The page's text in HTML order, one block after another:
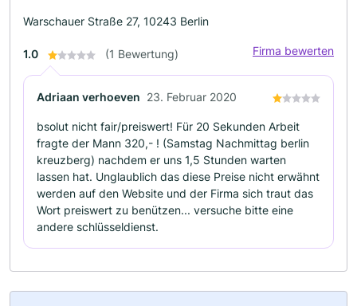
Warschauer Straße 27, 10243 Berlin
1.0 (1 Bewertung) Firma bewerten
Adriaan verhoeven 23. Februar 2020
bsolut nicht fair/preiswert! Für 20 Sekunden Arbeit
fragte der Mann 320,- ! (Samstag Nachmittag berlin
kreuzberg) nachdem er uns 1,5 Stunden warten
lassen hat. Unglaublich das diese Preise nicht erwähnt
werden auf den Website und der Firma sich traut das
Wort preiswert zu benützen... versuche bitte eine
andere schlüsseldienst.